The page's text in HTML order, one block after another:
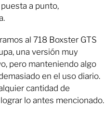
puesta a punto,
al 718 Boxster GTS
una versión muy
pero manteniendo algo
en el uso diario.
cantidad de
lo antes mencionado.